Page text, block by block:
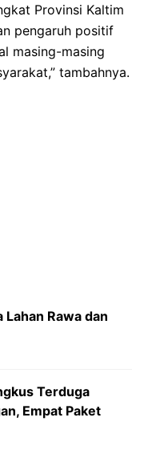
Provinsi Kaltim
pengaruh positif
masing-masing
tambahnya.
Lahan Rawa dan
Terduga
Empat Paket